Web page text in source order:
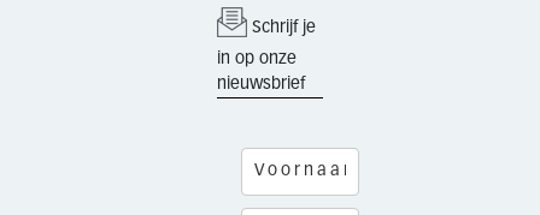
Schrijf je
in op onze
nieuwsbrief